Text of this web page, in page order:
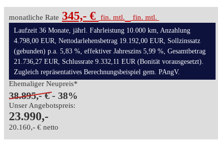
monatliche Rate 345,- € fin. mtl. fin. mtl.
Laufzeit 36 Monate, jährl. Fahrleistung 10.000 km, Anzahlung
4.798,00 EUR, Nettodarlehensbetrag 19.192,00 EUR, Sollzinssatz
(gebunden) p.a. 5,83 %, effektiver Jahreszins 5,99 %, Gesamtbetrag
21.736,27 EUR, Schlussrate 9.332,11 EUR (Bonität vorausgesetzt).
Zugleich repräsentatives Berechnungsbeispiel gem. PAngV.
Ehemaliger Neupreis*
38.895,- € - 38%
Unser Angebotspreis:
23.990,-
20.160,- € netto